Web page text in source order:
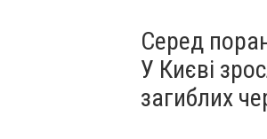
Серед
У Києві
загиблих